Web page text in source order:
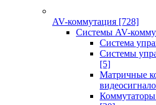
AV-коммутация [728]
Системы AV-
Система
Системы
[5]
Матричные